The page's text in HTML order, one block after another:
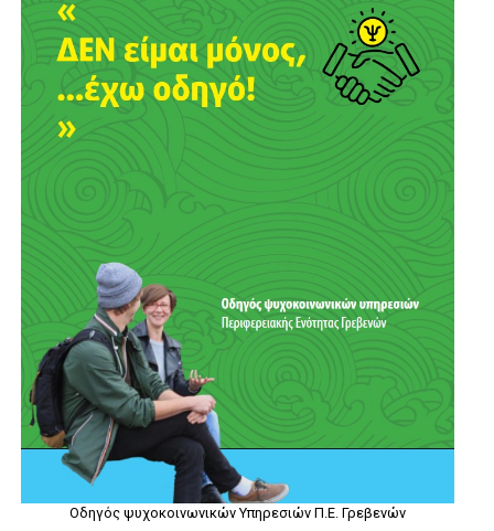
Οδηγός ψυχοκοινωνικών Υπηρεσιών Π.Ε. Γρεβενών